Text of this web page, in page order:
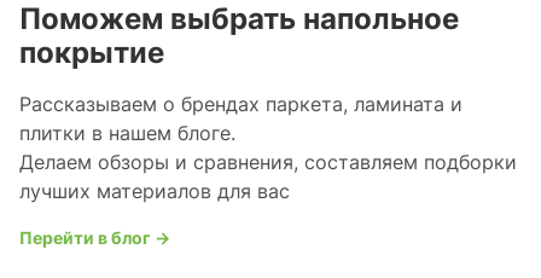
Поможем выбрать напольное
покрытие
Рассказываем о брендах паркета, ламината и
плитки в нашем блоге.
Делаем обзоры и сравнения, составляем подборки
лучших материалов для вас
Перейти в блог →